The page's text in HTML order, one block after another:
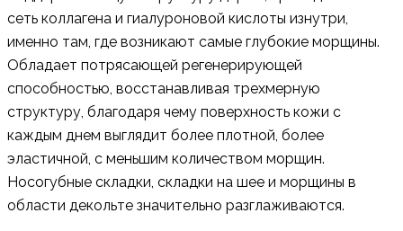
сеть коллагена и гиалуроновой кислоты изнутри,
именно там, где возникают самые глубокие морщины.
Обладает потрясающей регенерирующей
способностью, восстанавливая трехмерную
структуру, благодаря чему поверхность кожи с
каждым днем выглядит более плотной, более
эластичной, с меньшим количеством морщин.
Носогубные складки, складки на шее и морщины в
области декольте значительно разглаживаются.